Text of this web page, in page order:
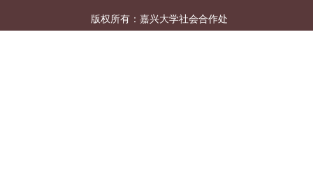
版权所有：嘉兴大学社会合作处